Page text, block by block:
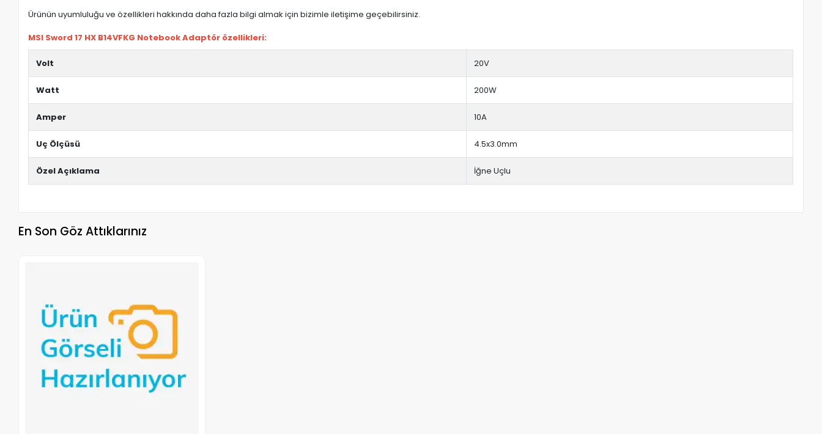
Ürünün uyumluluğu ve özellikleri hakkında daha fazla bilgi almak için bizimle iletişime geçebilirsiniz.
MSI Sword 17 HX B14VFKG Notebook Adaptör özellikleri:
Volt 20V
Watt 200W
Amper 10A
Uç Ölçüsü 4.5x3.0mm
Özel Açıklama İğne Uçlu
En Son Göz Attıklarınız